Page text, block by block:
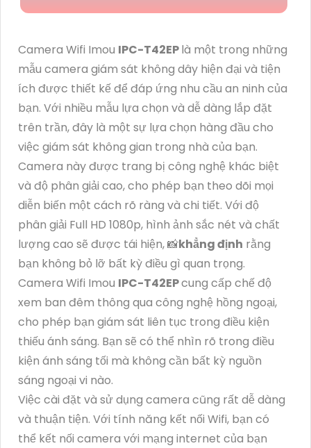
Camera Wifi Imou IPC-T42EPlà một trong những
mẫu camera giám sát không dây hiện đại và tiện
ích được thiết kế để đáp ứng nhu cầu an ninh của
bạn. Với nhiều mẫu lựa chọn và dễ dàng lắp đặt
trên trần, đây là một sự lựa chọn hàng đầu cho
việc giám sát không gian trong nhà của bạn.
Camera này được trang bị công nghệ khác biệt
và độ phân giải cao, cho phép bạn theo dõi mọi
diễn biến một cách rõ ràng và chi tiết. Với độ
phân giải Full HD 1080p, hình ảnh sắc nét và chất
lượng cao sẽ được tái hiện, 📸khẳng định rằng
bạn không bỏ lỡ bất kỳ điều gì quan trọng.
Camera Wifi Imou IPC-T42EPcung cấp chế độ
xem ban đêm thông qua công nghệ hồng ngoại,
cho phép bạn giám sát liên tục trong điều kiện
thiếu ánh sáng. Bạn sẽ có thể nhìn rõ trong điều
kiện ánh sáng tối mà không cần bất kỳ nguồn
sáng ngoại vi nào.
Việc cài đặt và sử dụng camera cũng rất dễ dàng
và thuận tiện. Với tính năng kết nối Wifi, bạn có
thể kết nối camera với mạng internet của bạn